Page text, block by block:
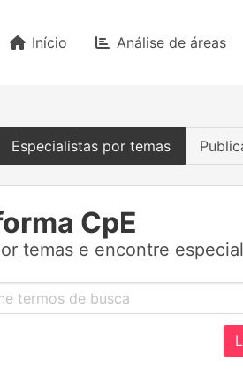
Início Análise de áreas
Especialistas por temas
CpE
temas e encontre